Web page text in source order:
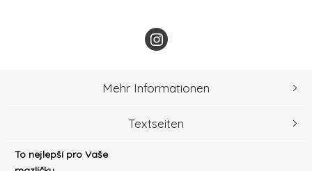
To nejlepší pro Vaše
Mehr Informationen
Textseiten